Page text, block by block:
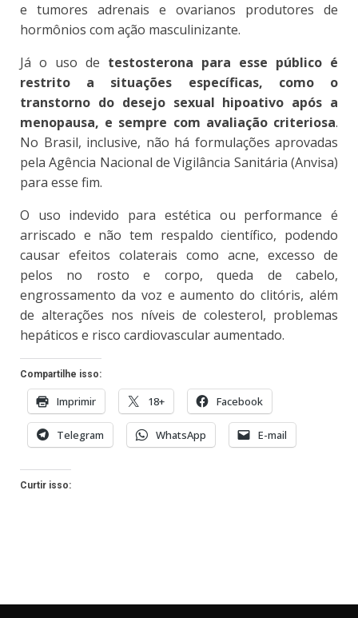
e tumores adrenais e ovarianos produtores de
hormônios com ação masculinizante.
Já o uso de testosterona para esse público é
restrito a situações específicas, como o
transtorno do desejo sexual hipoativo após a
menopausa, e sempre com avaliação criteriosa.
No Brasil, inclusive, não há formulações aprovadas
pela Agência Nacional de Vigilância Sanitária (Anvisa)
para esse fim.
O uso indevido para estética ou performance é
arriscado e não tem respaldo científico, podendo
causar efeitos colaterais como acne, excesso de
pelos no rosto e corpo, queda de cabelo,
engrossamento da voz e aumento do clitóris, além
de alterações nos níveis de colesterol, problemas
hepáticos e risco cardiovascular aumentado.
Compartilhe isso:
Imprimir 18+ Facebook
Telegram WhatsApp E-mail
Curtir isso: